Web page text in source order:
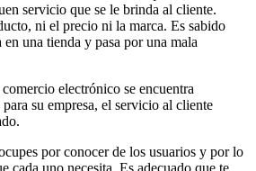
servicio que se le brinda al cliente.
ni el precio ni la marca. Es sabido
una tienda y pasa por una mala
electrónico se encuentra
su empresa, el servicio al cliente
por conocer de los usuarios y por lo